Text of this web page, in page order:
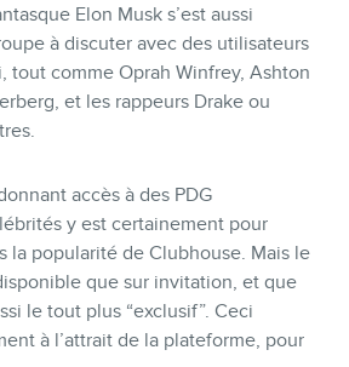
Elon Musk s’est aussi
à discuter avec des utilisateurs
tout comme Oprah Winfrey, Ashton
et les rappeurs Drake ou
accès à des PDG
y est certainement pour
la popularité de Clubhouse. Mais le
que sur invitation, et que
le tout plus “exclusif”. Ceci
à l’attrait de la plateforme, pour